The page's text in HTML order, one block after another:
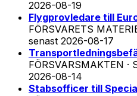
2026-08-19
Flygprovledare till
FÖRSVARETS
senast 2026-08-17
FÖRSVARSMAKTEN ·
2026-08-14
Stabsofficer till